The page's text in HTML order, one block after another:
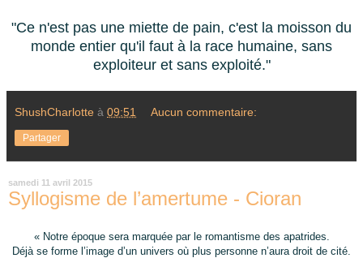
"Ce n'est pas une miette de pain, c'est la moisson du
monde entier qu'il faut à la race humaine, sans
exploiteur et sans exploité."
ShushCharlotte à 09:51 Aucun commentaire:
Partager
samedi 11 avril 2015
Syllogisme de l’amertume - Cioran
« Notre époque sera marquée par le romantisme des apatrides.
Déjà se forme l’image d’un univers où plus personne n’aura droit de cité.